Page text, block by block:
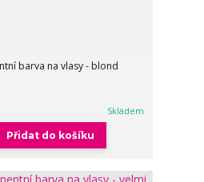
barva na vlasy - blond
Skladem
Přidat do košíku